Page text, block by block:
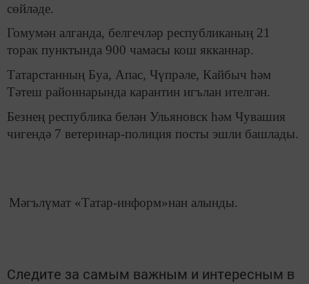
сөйләде.
Гомумән алганда, белгечләр республиканың 21
торак пунктында 900 чамасы кош якканнар.
Татарстанның Буа, Апас, Чүпрәле, Кайбыч һәм
Тәтеш районнарында карантин игълан ителгән.
Безнең республика белән Ульяновск һәм Чувашия
чигендә 7 ветеринар-полиция посты эшли башлады.
Мәгълүмат «Татар-информ»нан алынды.
Следите за самым важным и интересным в